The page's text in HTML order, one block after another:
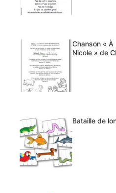
Chanson « À
Nicole » de
Bataille de